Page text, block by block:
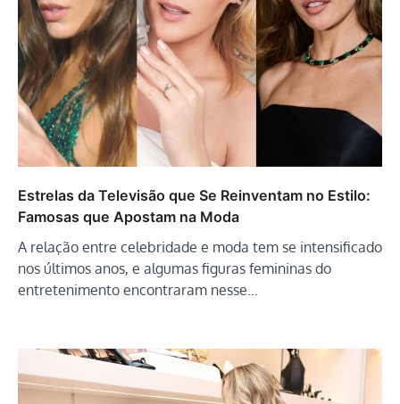
Estrelas da Televisão que Se Reinventam no Estilo:
Famosas que Apostam na Moda
A relação entre celebridade e moda tem se intensificado
nos últimos anos, e algumas figuras femininas do
entretenimento encontraram nesse…